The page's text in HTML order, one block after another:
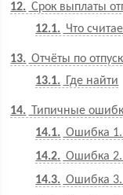
12
Срок выплаты
12.1
Что
13
Отчёты по
13.1
Где найти
14
Типичные
14.1
Ошибка 1.
14.2
Ошибка 2.
14.3
Ошибка 3.